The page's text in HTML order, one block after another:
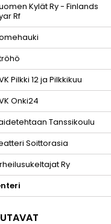
Kylät Ry - Finlands
Rf
Pilkki 12 ja Pilkkikuu
Onki24
Tanssikoulu
Soittorasia
Ry